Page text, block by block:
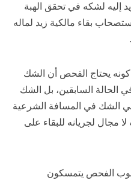
إليه لشكه في تحقق الهبة
بقاء مالكية زيد لماله
يحتاج الفحص أن الشك
الحالة السابقين، بل الشك
في الشك في المسافة الشرعية
مجال لجريانه للبقاء على
الفحص يتمسكون